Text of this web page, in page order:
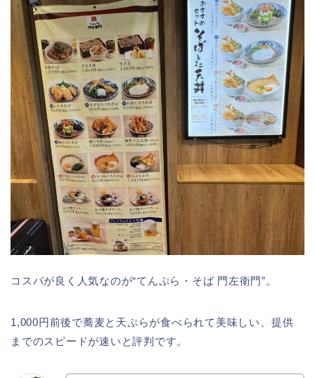
コスパが良く人気なのが“てんぷら・そば 門左衛門”。
1,000円前後で蕎麦と天ぷらが食べられて美味しい、提供
までのスピードが速いと評判です。